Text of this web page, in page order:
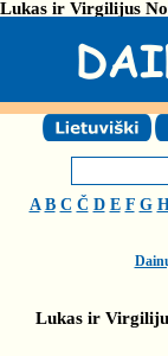
Lukas ir Virgilijus
A B C Č D E F G
Lukas ir